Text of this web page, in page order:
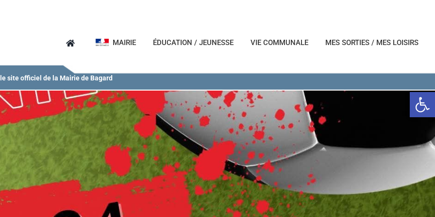
Ouvrir
MAIRIE ÉDUCATION / JEUNESSE VIE COMMUNALE MES SORTIES / MES LOISIRS
site officiel de la Mairie de Bagard